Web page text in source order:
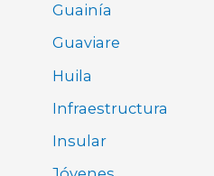
Guainía
Guaviare
Huila
Infraestructura
Insular